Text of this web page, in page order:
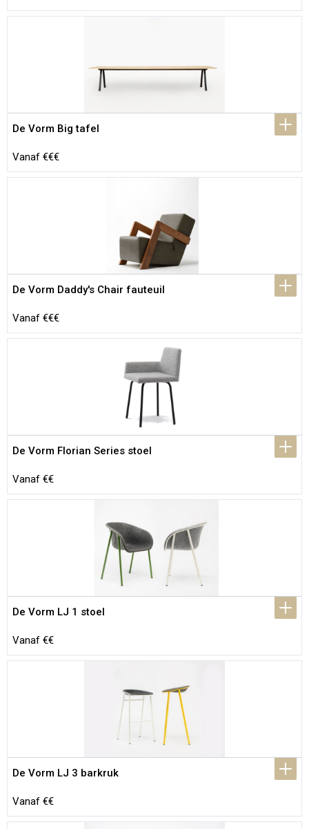
De Vorm Big tafel
Vanaf €€€
De Vorm Daddy's Chair fauteuil
Vanaf €€€
De Vorm Florian Series stoel
Vanaf €€
De Vorm LJ 1 stoel
Vanaf €€
De Vorm LJ 3 barkruk
Vanaf €€